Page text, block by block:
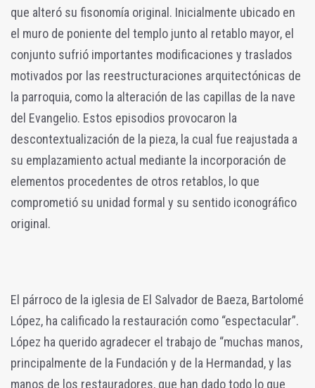
que alteró su fisonomía original. Inicialmente ubicado en
el muro de poniente del templo junto al retablo mayor, el
conjunto sufrió importantes modificaciones y traslados
motivados por las reestructuraciones arquitectónicas de
la parroquia, como la alteración de las capillas de la nave
del Evangelio. Estos episodios provocaron la
descontextualización de la pieza, la cual fue reajustada a
su emplazamiento actual mediante la incorporación de
elementos procedentes de otros retablos, lo que
comprometió su unidad formal y su sentido iconográfico
original.
El párroco de la iglesia de El Salvador de Baeza, Bartolomé
López, ha calificado la restauración como “espectacular”.
López ha querido agradecer el trabajo de “muchas manos,
principalmente de la Fundación y de la Hermandad, y las
manos de los restauradores, que han dado todo lo que